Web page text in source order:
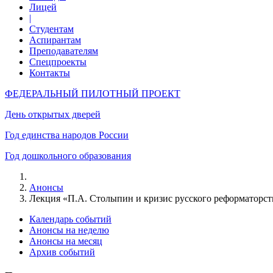
Лицей
|
Студентам
Аспирантам
Преподавателям
Спецпроекты
Контакты
ФЕДЕРАЛЬНЫЙ ПИЛОТНЫЙ ПРОЕКТ
День открытых дверей
Год единства народов России
Год дошкольного образования
Анонсы
Лекция «П.А. Столыпин и кризис русского
Календарь событий
Анонсы на неделю
Анонсы на месяц
Архив событий